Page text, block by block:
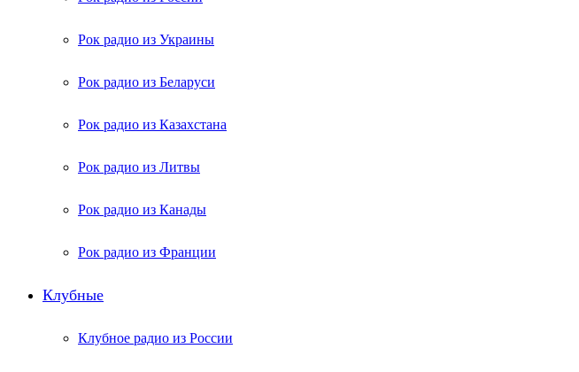
Рок радио из Украины
Рок радио из Беларуси
Рок радио из Казахстана
Рок радио из Литвы
Рок радио из Канады
Рок радио из Франции
Клубные
Клубное радио из России